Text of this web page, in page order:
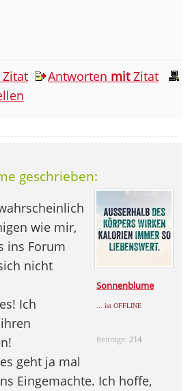
Zitat Antworten mitZitat
geschrieben:
Sonnenblume
... ist OFFLINE
Beiträge: 214
wie mir,
ins Forum
nicht
Ich
geht ja mal
Eingemachte. Ich hoffe,